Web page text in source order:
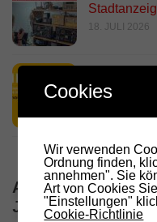
18. JULI 2026
11. JULI 2026
ALLE
JAHRES
Cookies
Wir verwenden
Ordnung finden,
annehmen". Sie
Art von Cookies
"Einstellungen"
Cookie-Richtlinie